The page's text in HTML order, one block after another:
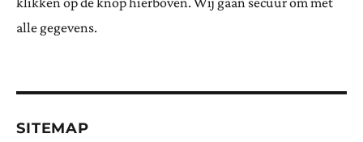
alle gegevens.
SITEMAP